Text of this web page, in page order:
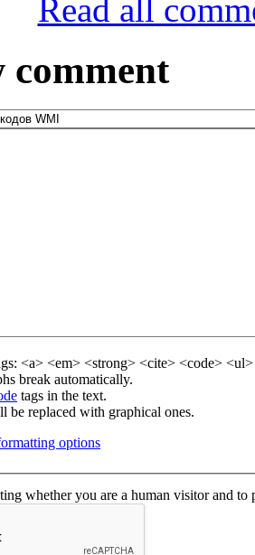
Read all
comment
<a> <em> <strong> <cite> <code>
break automatically.
tags in the text.
be replaced with graphical ones.
options
whether you are a human visitor and to